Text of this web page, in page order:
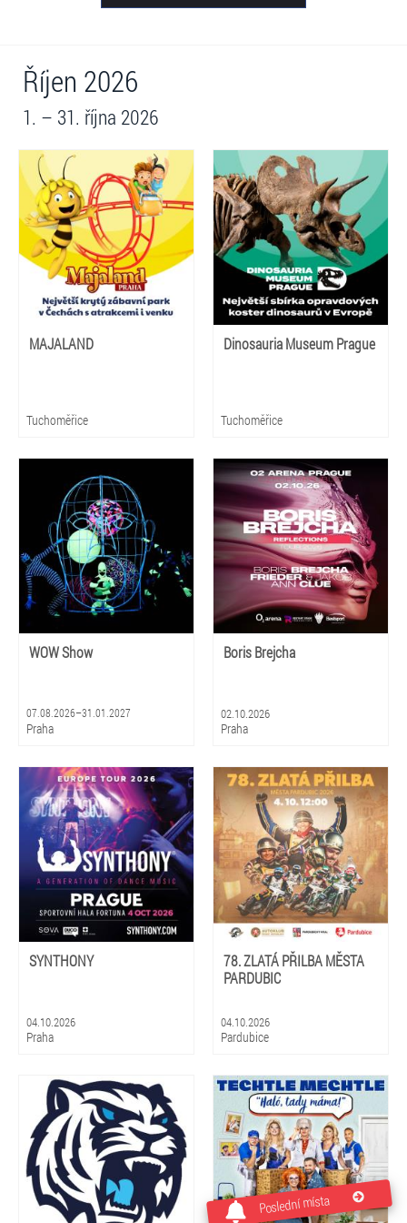
Říjen 2026
1. – 31. října 2026
MAJALAND
Tuchoměřice
Dinosauria Museum Prague
Tuchoměřice
WOW Show
07.08.2026–31.01.2027
Praha
Boris Brejcha
02.10.2026
Praha
SYNTHONY
04.10.2026
Praha
78. ZLATÁ PŘILBA MĚSTA
PARDUBIC
04.10.2026
Pardubice
Poslední místa